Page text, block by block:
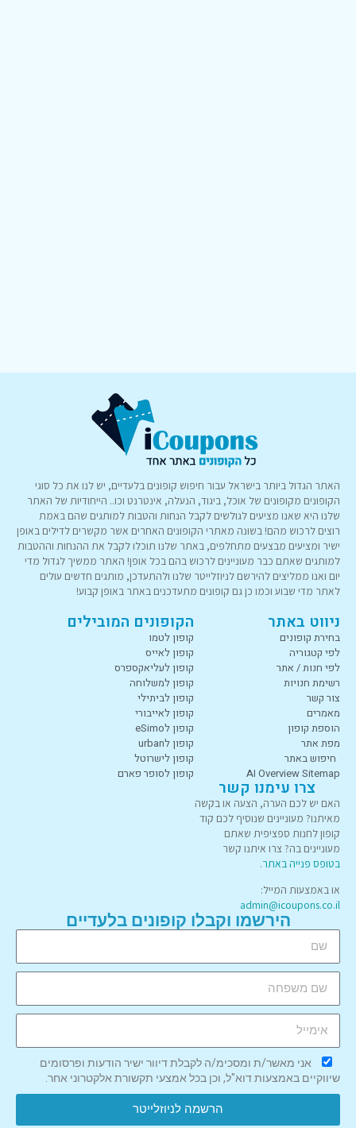
האתר הגדול ביותר בישראל עבור חיפוש קופונים בלעדיים, יש לנו את כל סוגי
הקופונים מקופונים של אוכל, ביגוד, הנעלה, אינטרנט וכו.. הייחודיות של האתר
שלנו היא שאנו מציעים לגולשים לקבל הנחות והטבות למותגים שהם באמת
רוצים לרכוש מהם! בשונה מאתרי הקופונים האחרים אשר מקשרים לדילים באופן
ישיר ומציעים מבצעים מתחלפים, באתר שלנו תוכלו לקבל את ההנחות וההטבות
למותגים שאתם כבר מעוניינים לרכוש בהם בכל אופן! האתר ממשיך לגדול מדי
יום ואנו ממליצים להירשם לניוזלייטר שלנו ולהתעדכן, מותגים חדשים עולים
לאתר מדי שבוע וכמו כן גם קופונים מתעדכנים באתר באופן קבוע!
ניווט באתר
בחירת קופונים
לפי קטגוריה
לפי חנות / אתר
רשימת חנויות
צור קשר
מאמרים
הוספת קופון
מפת אתר
חיפוש באתר
AI Overview Sitemap
הקופונים המובילים
קופון לטמו
קופון לאייס
קופון לעליאקספרס
קופון למשלוחה
קופון לביתילי
קופון לאייבורי
קופון לeSimo
קופון לurban
קופון לישרוטל
קופון לסופר פארם
צרו עימנו קשר
האם יש לכם הערה, הצעה או בקשה
מאיתנו? מעוניינים שנוסיף לכם קוד
קופון לחנות ספציפית שאתם
מעוניינים בה? צרו איתנו קשר
בטופס פנייה באתר.
או באמצעות המייל:
admin@icoupons.co.il
הירשמו וקבלו קופונים בלעדיים
אני מאשר/ת ומסכימ/ה לקבלת דיוור ישיר הודעות ופרסומים
שיווקיים באמצעות דוא"ל, וכן בכל אמצעי תקשורת אלקטרוני אחר.
הרשמה לניוזלייטר